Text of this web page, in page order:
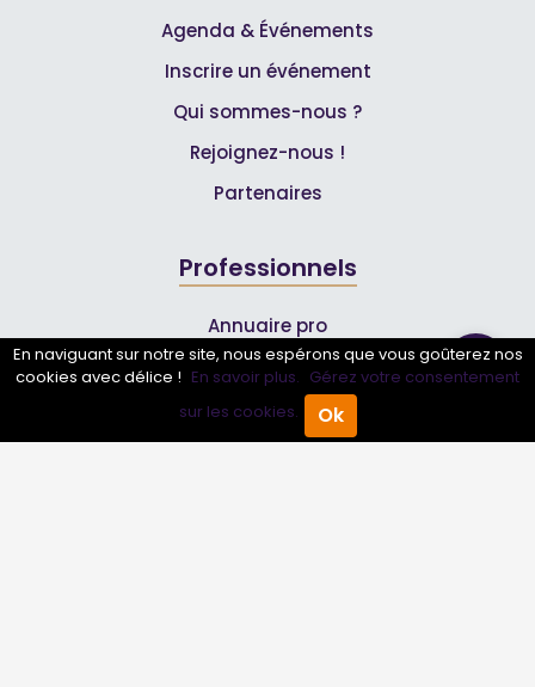
Annuaire Pro Agenda
Agenda & Événements
Inscrire un événement
Qui sommes-nous ?
Rejoignez-nous !
Partenaires
Professionnels
Annuaire pro
Inscrire mon entreprise
Les Abonnements Pros
En naviguant sur notre site, nous espérons que vous goûterez nos
cookies avec délice ! En savoir plus. Gérez votre consentement
sur les cookies.
Ok